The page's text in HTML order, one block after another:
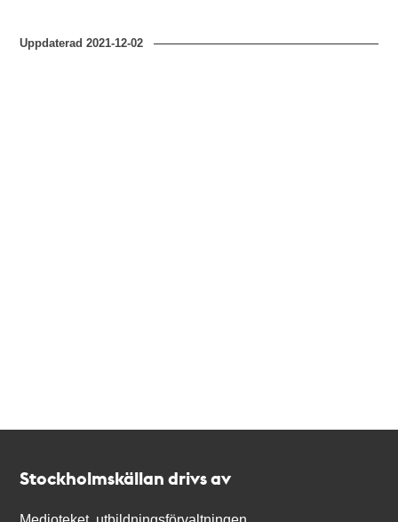
Uppdaterad2021-12-02
Stockholmskällan drivs av